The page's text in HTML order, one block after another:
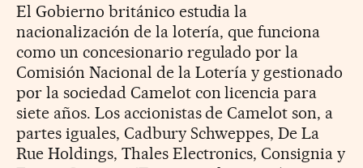
El Gobierno británico estudia la
nacionalización de la lotería, que funciona
como un concesionario regulado por la
Comisión Nacional de la Lotería y gestionado
por la sociedad Camelot con licencia para
siete años. Los accionistas de Camelot son, a
partes iguales, Cadbury Schweppes, De La
Rue Holdings, Thales Electronics, Consignia y